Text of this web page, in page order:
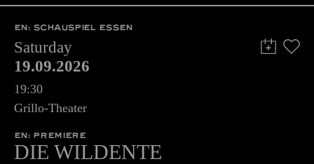
EN: SCHAUSPIEL ESSEN
Saturday
19.09.2026
19:30
Grillo-Theater
EN: PREMIERE
DIE WILDENTE